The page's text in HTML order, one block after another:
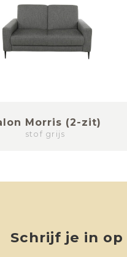
Morris (2-zit)
stof grijs
Schrijf je in